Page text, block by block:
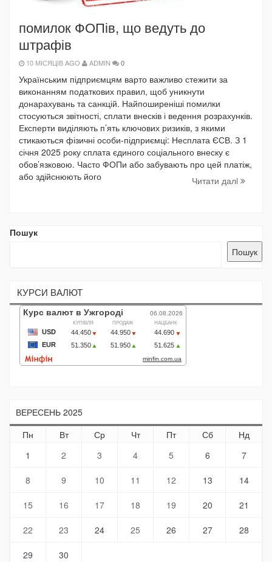
помилок ФОПів, що ведуть до
штрафів
10 МІСЯЦІВ AGO ADMIN 0
Українським підприємцям варто важливо стежити за
виконанням податкових правил, щоб уникнути
донарахувань та санкцій. Найпоширеніші помилки
стосуються звітності, сплати внесків і ведення розрахунків.
Експерти виділяють п’ять ключових ризиків, з якими
стикаються фізичні особи-підприємці: Несплата ЄСВ. З 1
січня 2025 року сплата єдиного соціального внеску є
обов’язковою. Часто ФОПи або забувають про цей платіж,
або здійснюють його
Читати далi
Пошук
Пошук
КУРСИ ВАЛЮТ
ВЕРЕСЕНЬ 2025
Пн
Вт Ср Чт Пт Сб
Нд
1
2 3 4 5 6 7
8 9 10 11 12 13 14
15 16 17 18 19 20 21
22 23 24 25 26 27 28
29 30